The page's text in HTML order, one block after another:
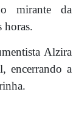
mirante da
horas.
Alzira
encerrando a